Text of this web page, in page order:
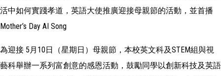
活中如何實踐孝道，英語大使推廣迎接母親節的活動，並首播
Mother’s Day AI Song
為迎接 5月10日（星期日）母親節，本校英文科及STEM組與視
藝科舉辦一系列富創意的感恩活動，鼓勵同學以創新科技及英語